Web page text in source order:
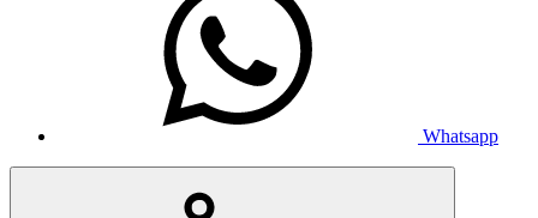
Whatsapp